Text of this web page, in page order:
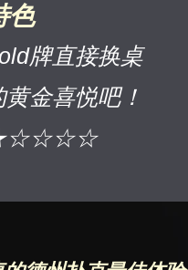
色
牌直接换桌
金喜悦吧！
★☆☆☆☆